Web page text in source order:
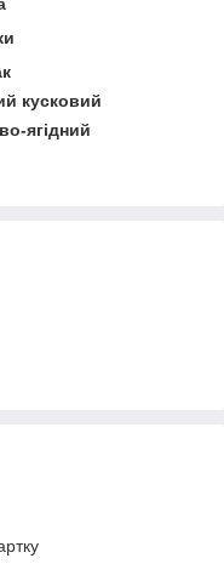
кусковий
ягідний